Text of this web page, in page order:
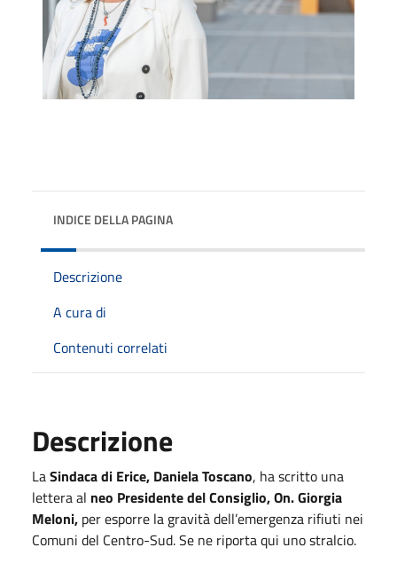
INDICE DELLA PAGINA
Descrizione
A cura di
Contenuti correlati
Descrizione
LaSindaca di Erice, Daniela Toscano, ha scritto una
lettera al neo Presidente del Consiglio, On. Giorgia
Meloni, per esporre la gravità dell’emergenza rifiuti nei
Comuni del Centro-Sud. Se ne riporta qui uno stralcio.